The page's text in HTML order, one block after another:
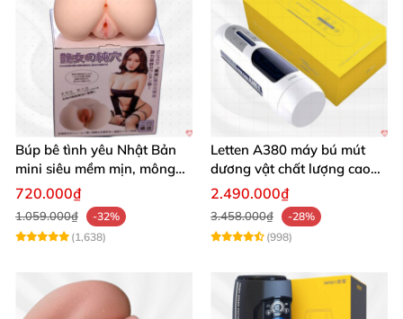
Búp bê tình yêu Nhật Bản
mini siêu mềm mịn, mông
tròn quyến rũ
720.000₫
1.059.000₫
-32%
(1,638)
Letten A380 máy bú mút
dương vật chất lượng cao
giá tốt
2.490.000₫
3.458.000₫
-28%
(998)